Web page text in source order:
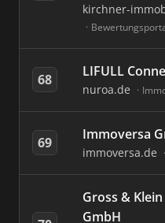
kirchner-
68 LIFULL
nuroa.de
69 Immoversa
immoversa.de
Gross &
GmbH